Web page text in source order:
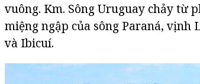
vuông. Km. Sông Uruguay chảy từ
miệng ngập của sông Paraná, vịnh
và Ibicuí.